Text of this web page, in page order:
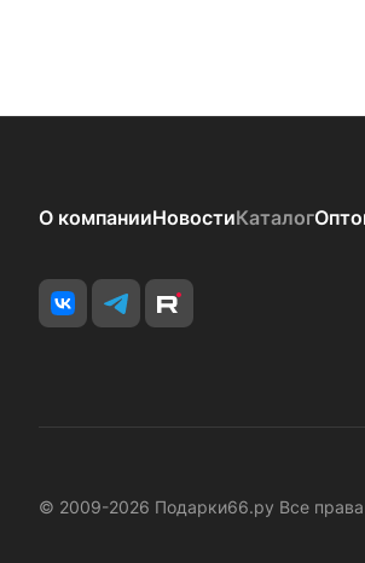
О компанииНовостиКаталог
© 2009-2026 Подарки66.ру Все